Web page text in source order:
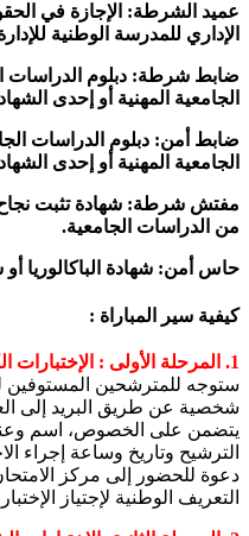
عميد الشرطة: الإجازة في
الإداري للمدرسة الوطنية
ضابط شرطة: دبلوم الدراسات
الجامعية المهنية أو إحدى
ضابط أمن: دبلوم الدراسات
الجامعية المهنية أو إحدى
مفتش شرطة: شهادة تثبت
من الدراسات الجامعية.
حاس أمن: شهادة الباكالوريا
كيفية سير المباراة :
1.
المرحلة الأولى : الإختبارات
ستوجه للمترشحين المستوفين
شخصية عن طريق البريد إلى
يتضمن على الخصوص، اسم
الترشيح وتاريخ وساعة إجراء
دعوة للحضور إلى مركز
التعريف الوطنية لإجتياز